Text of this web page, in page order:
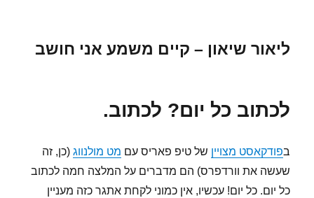
ליאור שיאון – קיים משמע אני חושב
לכתוב כל יום? לכתוב.
בפודקאסט מצויין של טיפ פאריס עם מט מולנווג (כן, זה
שעשה את וורדפרס) הם מדברים על המלצה חמה לכתוב
כל יום. כל יום! עכשיו, אין כמוני לקחת אתגר כזה מעניין